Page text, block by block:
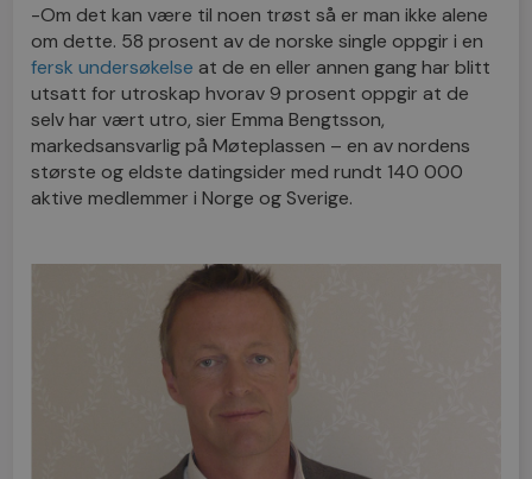
-Om det kan være til noen trøst så er man ikke alene
om dette. 58 prosent av de norske single oppgir i en
fersk undersøkelse at de en eller annen gang har blitt
utsatt for utroskap hvorav 9 prosent oppgir at de
selv har vært utro, sier Emma Bengtsson,
markedsansvarlig på Møteplassen – en av nordens
største og eldste datingsider med rundt 140 000
aktive medlemmer i Norge og Sverige.